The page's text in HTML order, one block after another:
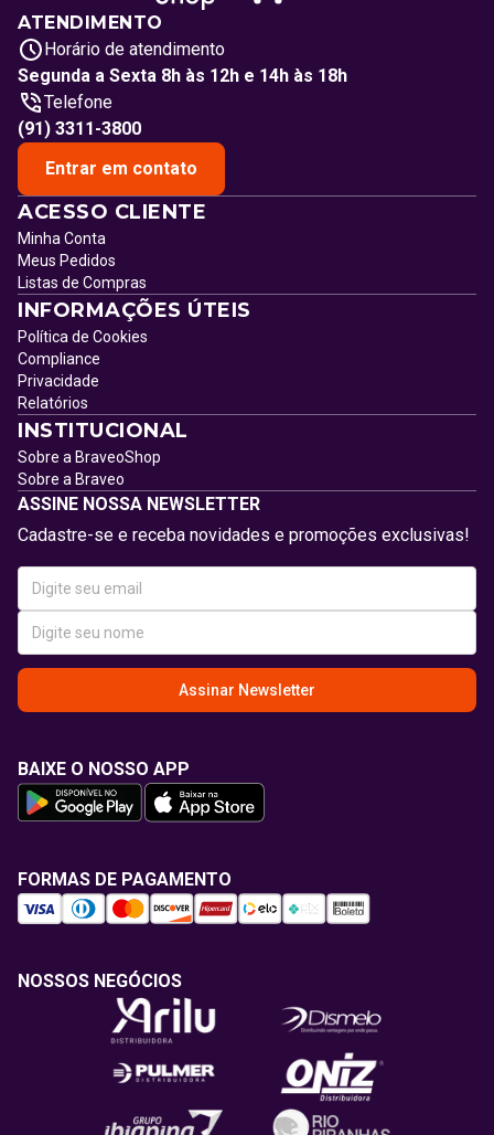
ATENDIMENTO
Horário de atendimento
Segunda a Sexta 8h às 12h e 14h às 18h
Telefone
(91) 3311-3800
Entrar em contato
ACESSO CLIENTE
Minha Conta
Meus Pedidos
Listas de Compras
INFORMAÇÕES ÚTEIS
Política de Cookies
Compliance
Privacidade
Relatórios
INSTITUCIONAL
Sobre a BraveoShop
Sobre a Braveo
ASSINE NOSSA NEWSLETTER
Cadastre-se e receba novidades e promoções exclusivas!
Assinar Newsletter
BAIXE O NOSSO APP
FORMAS DE PAGAMENTO
NOSSOS NEGÓCIOS